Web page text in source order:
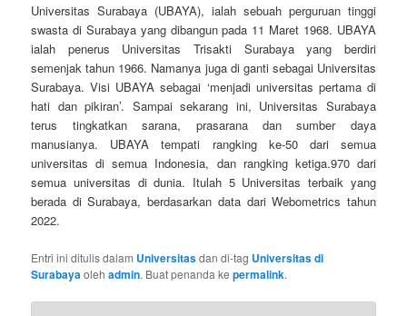
Universitas Surabaya (UBAYA), ialah sebuah perguruan tinggi
swasta di Surabaya yang dibangun pada 11 Maret 1968. UBAYA
ialah penerus Universitas Trisakti Surabaya yang berdiri
semenjak tahun 1966. Namanya juga di ganti sebagai Universitas
Surabaya. Visi UBAYA sebagai ‘menjadi universitas pertama di
hati dan pikiran’. Sampai sekarang ini, Universitas Surabaya
terus tingkatkan sarana, prasarana dan sumber daya
manusianya. UBAYA tempati rangking ke-50 dari semua
universitas di semua Indonesia, dan rangking ketiga.970 dari
semua universitas di dunia. Itulah 5 Universitas terbaik yang
berada di Surabaya, berdasarkan data dari Webometrics tahun
2022.
Entri ini ditulis dalam Universitasdan di-tag Universitas di
Surabaya olehadmin. Buat penanda kepermalink.